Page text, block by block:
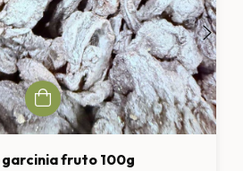
garcinia fruto 100g